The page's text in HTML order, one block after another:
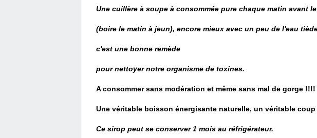
Une cuillère à soupe à consommée pure chaque matin avant
(boire le matin à jeun), encore mieux avec un peu de l'eau
c'est une bonne remède
pour nettoyer notre organisme de toxines.
A consommer sans modération et même sans mal de gorge !!!!
Une véritable boisson énergisante naturelle, un véritable coup
Ce sirop peut se conserver 1 mois au réfrigérateur.